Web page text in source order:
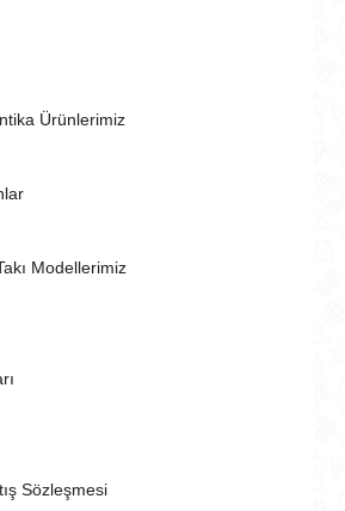
Ürünlerimiz
Modellerimiz
Sözleşmesi